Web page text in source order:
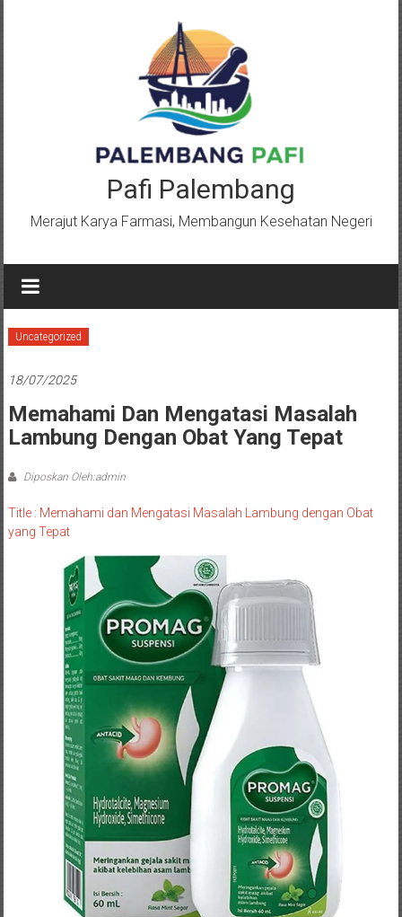
Pafi Palembang
Merajut Karya Farmasi, Membangun Kesehatan Negeri
Uncategorized
18/07/2025
Memahami Dan Mengatasi Masalah
Lambung Dengan Obat Yang Tepat
Diposkan Oleh:admin
Title : Memahami dan Mengatasi Masalah Lambung dengan Obat
yang Tepat